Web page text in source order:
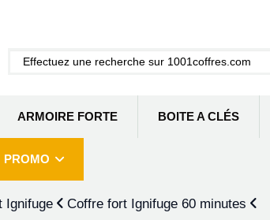
ARMOIRE FORTE BOITE A CLÉS
PROMO
Ignifuge Coffre fort Ignifuge 60 minutes